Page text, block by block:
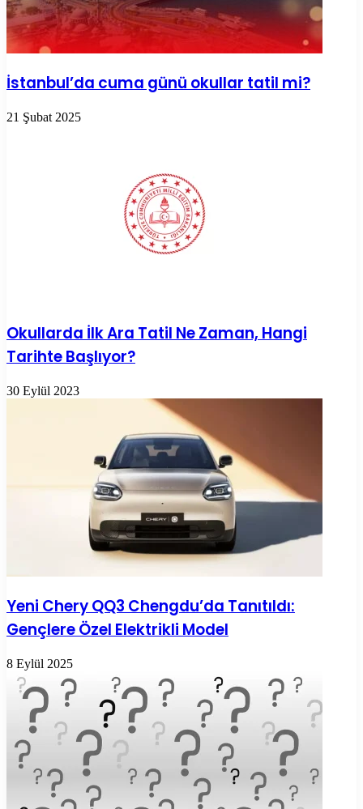
İstanbul’da cuma günü okullar tatil mi?
21 Şubat 2025
Okullarda İlk Ara Tatil Ne Zaman, Hangi
Tarihte Başlıyor?
30 Eylül 2023
Yeni Chery QQ3 Chengdu’da Tanıtıldı:
Gençlere Özel Elektrikli Model
8 Eylül 2025